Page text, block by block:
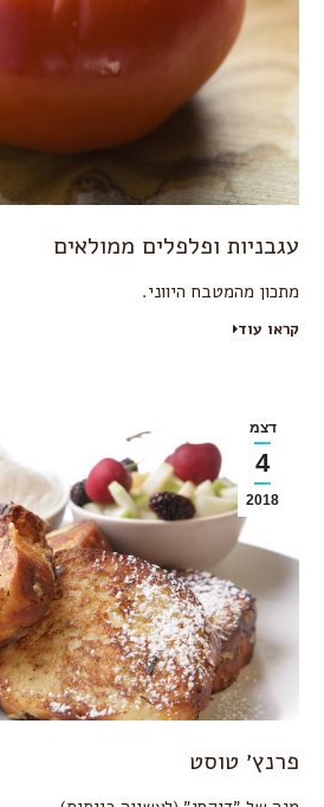
עגבניות ופלפלים ממולאים
מתכון מהמטבח היווני.
קראו עוד
דצמ
4
2018
פרנץ׳ טוסט